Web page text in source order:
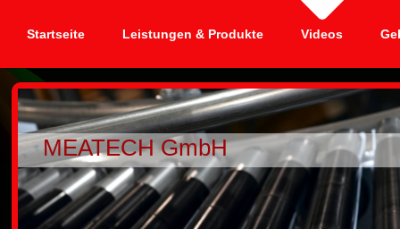
Startseite Leistungen & Produkte Videos
MEATECH GmbH